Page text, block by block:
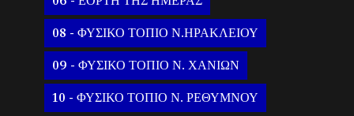
08 - ΦΥΣΙΚΟ ΤΟΠΙΟ Ν.ΗΡΑΚΛΕΙΟΥ
09 - ΦΥΣΙΚΟ ΤΟΠΙΟ Ν. ΧΑΝΙΩΝ
10 - ΦΥΣΙΚΟ ΤΟΠΙΟ Ν. ΡΕΘΥΜΝΟΥ